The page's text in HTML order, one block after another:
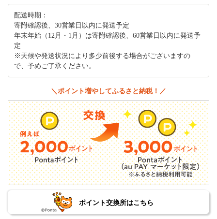
配送時期：
寄附確認後、30営業日以内に発送予定
年末年始（12月・1月）は寄附確認後、60営業日以内に発送予
定
※天候や発送状況により多少前後する場合がございますの
で、予めご了承ください。
＼ポイント増やしてふるさと納税！／
ポイント交換所はこちら